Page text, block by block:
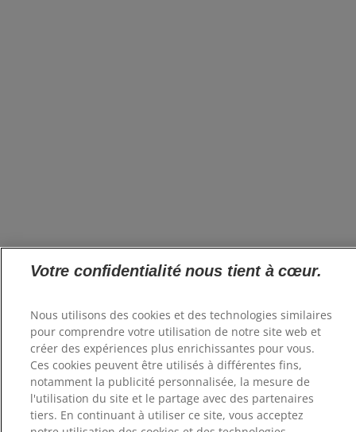
Votre confidentialité nous tient à cœur.
Nous utilisons des cookies et des technologies similaires
pour comprendre votre utilisation de notre site web et
créer des expériences plus enrichissantes pour vous.
Ces cookies peuvent être utilisés à différentes fins,
notamment la publicité personnalisée, la mesure de
l'utilisation du site et le partage avec des partenaires
tiers. En continuant à utiliser ce site, vous acceptez